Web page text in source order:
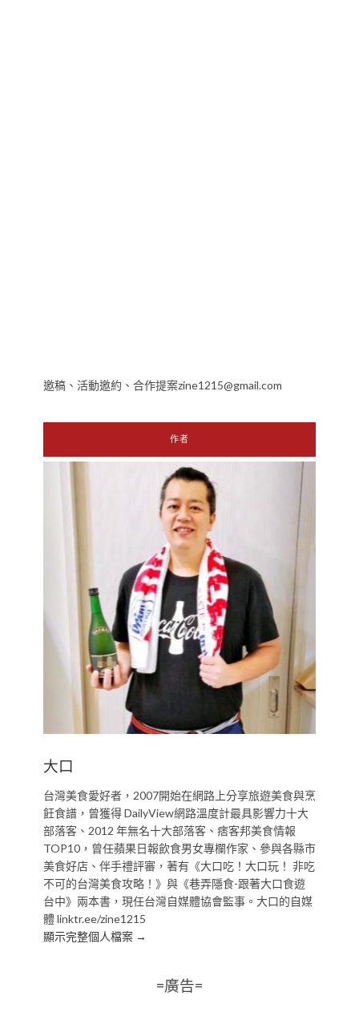
邀稿、活動邀約、合作提案zine1215@gmail.com
作者
大口
台灣美食愛好者，2007開始在網路上分享旅遊美食與烹
飪食譜，曾獲得 DailyView網路溫度計最具影響力十大
部落客、2012 年無名十大部落客、痞客邦美食情報
TOP10，曾任蘋果日報飲食男女專欄作家、參與各縣市
美食好店、伴手禮評審，著有《大口吃！大口玩！ 非吃
不可的台灣美食攻略！》與《巷弄隱食-跟著大口食遊
台中》兩本書，現任台灣自媒體協會監事。大口的自媒
體 linktr.ee/zine1215
顯示完整個人檔案 →
=廣告=